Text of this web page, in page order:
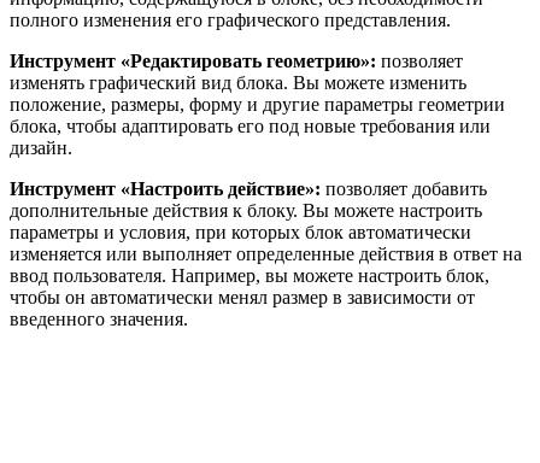
полного изменения его графического представления.
Инструмент «Редактировать геометрию»: позволяет
изменять графический вид блока. Вы можете изменить
положение, размеры, форму и другие параметры геометрии
блока, чтобы адаптировать его под новые требования или
дизайн.
Инструмент «Настроить действие»: позволяет добавить
дополнительные действия к блоку. Вы можете настроить
параметры и условия, при которых блок автоматически
изменяется или выполняет определенные действия в ответ на
ввод пользователя. Например, вы можете настроить блок,
чтобы он автоматически менял размер в зависимости от
введенного значения.